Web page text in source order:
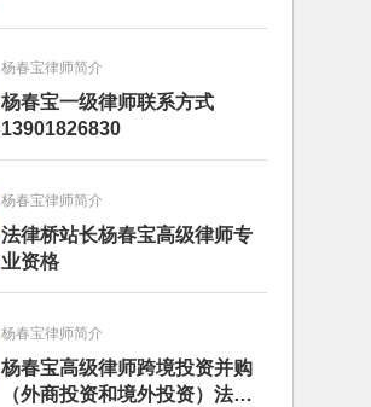
杨春宝律师简介
杨春宝一级律师联系方式
13901826830
杨春宝律师简介
法律桥站长杨春宝高级律师专
业资格
杨春宝律师简介
杨春宝高级律师跨境投资并购
（外商投资和境外投资）法律